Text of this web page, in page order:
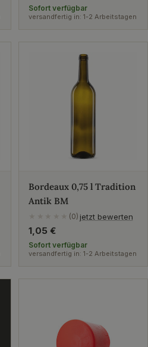
Preis
Sofort verfügbar
versandfertig in: 1-2 Arbeitstagen
Bordeaux 0,75 l Tradition
Antik BM
(0) jetzt bewerten
Regulärer
Preis
1,05 €
Sofort verfügbar
versandfertig in: 1-2 Arbeitstagen